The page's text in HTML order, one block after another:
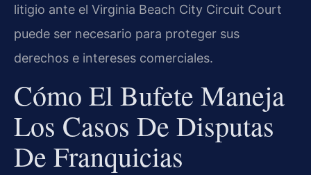
litigio ante el Virginia Beach City Circuit Court
puede ser necesario para proteger sus
derechos e intereses comerciales.
Cómo El Bufete Maneja
Los Casos De Disputas
De Franquicias